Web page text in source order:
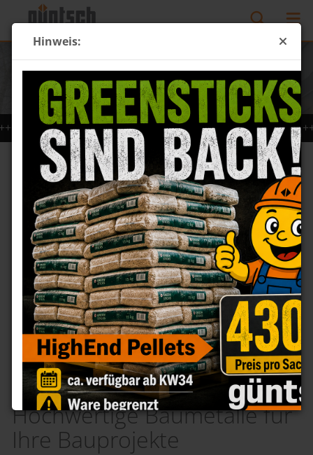
Hinweis:
schon ab 5,46€ netto /m² +++
Dach- & Wandblech &
Lagerblech
Dach- und Wandbleche:
Hochwertige Baumetalle für
Ihre Bauprojekte